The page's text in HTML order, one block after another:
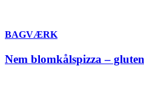
BAGVÆRK
Nem blomkålspizza –